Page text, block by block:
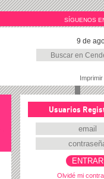
SÍGUENOS
9 de
Usuarios
Olvidé mi